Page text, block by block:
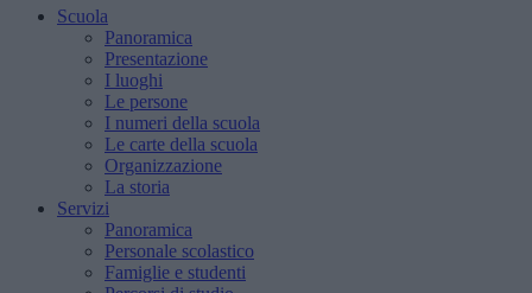
Scuola
Panoramica
Presentazione
I luoghi
Le persone
I numeri della scuola
Le carte della scuola
Organizzazione
La storia
Servizi
Panoramica
Personale scolastico
Famiglie e studenti